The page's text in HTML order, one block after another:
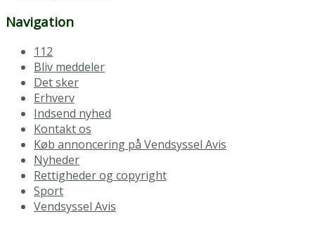
Navigation
112
Bliv meddeler
Det sker
Erhverv
Indsend nyhed
Kontakt os
Køb annoncering på Vendsyssel Avis
Nyheder
Rettigheder og copyright
Sport
Vendsyssel Avis